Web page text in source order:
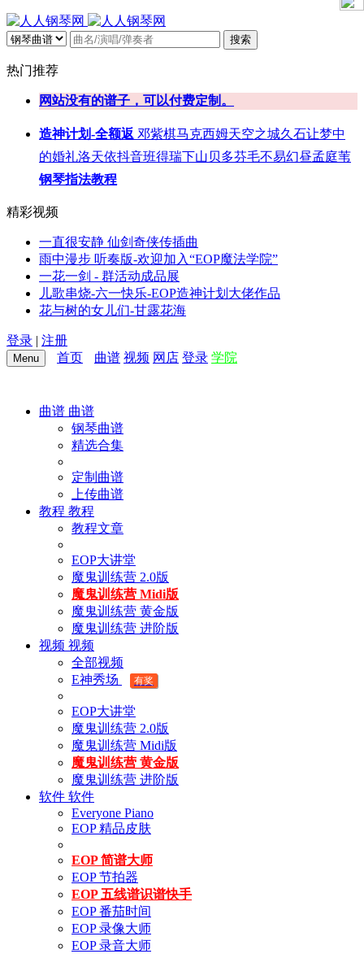
搜索
热门推荐
网站没有的谱子，可以付费定制。
造神计划-全额返 邓紫棋马克西姆天空之城久石让梦中
的婚礼洛天依抖音班得瑞下山贝多芬毛不易幻昼孟庭苇
钢琴指法教程
精彩视频
一直很安静 仙剑奇侠传插曲
雨中漫步 听奏版-欢迎加入“EOP魔法学院”
一花一剑 - 群活动成品展
儿歌串烧-六一快乐-EOP造神计划大佬作品
花与树的女儿们-甘露花海
登录 | 注册
Menu 首页 曲谱 视频 网店 登录 学院
曲谱 曲谱
钢琴曲谱
精选合集
定制曲谱
上传曲谱
教程 教程
教程文章
EOP大讲堂
魔鬼训练营 2.0版
魔鬼训练营 Midi版
魔鬼训练营 黄金版
魔鬼训练营 进阶版
视频 视频
全部视频
E神秀场
有奖
EOP大讲堂
魔鬼训练营 2.0版
魔鬼训练营 Midi版
魔鬼训练营 黄金版
魔鬼训练营 进阶版
软件 软件
Everyone Piano
EOP 精品皮肤
EOP 简谱大师
EOP 节拍器
EOP 五线谱识谱快手
EOP 番茄时间
EOP 录像大师
EOP 录音大师